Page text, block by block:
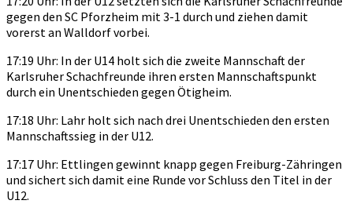
gegen den SC Pforzheim mit 3-1 durch und ziehen damit
vorerst an Walldorf vorbei.
17:19 Uhr: In der U14 holt sich die zweite Mannschaft der
Karlsruher Schachfreunde ihren ersten Mannschaftspunkt
durch ein Unentschieden gegen Ötigheim.
17:18 Uhr: Lahr holt sich nach drei Unentschieden den ersten
Mannschaftssieg in der U12.
17:17 Uhr: Ettlingen gewinnt knapp gegen Freiburg-Zähringen
und sichert sich damit eine Runde vor Schluss den Titel in der
U12.